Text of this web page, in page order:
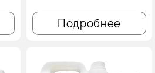
Подробнее